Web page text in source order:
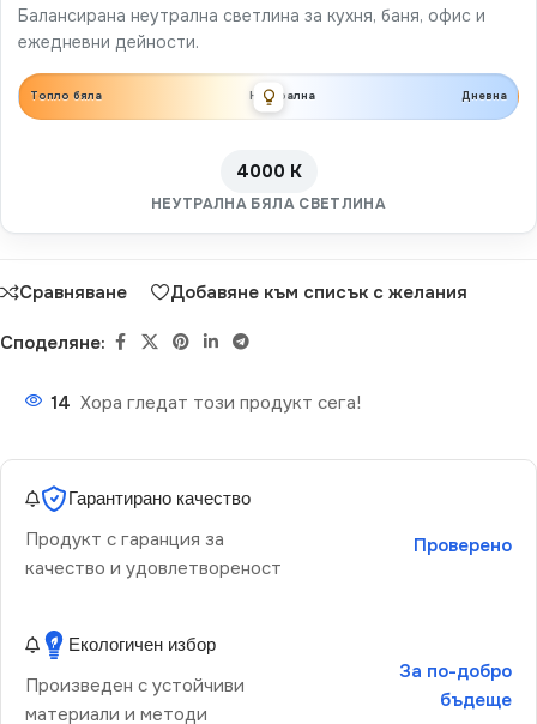
Балансирана неутрална светлина за кухня, баня, офис и
ежедневни дейности.
Топло бяла Неутрална Дневна
4000 K
НЕУТРАЛНА БЯЛА СВЕТЛИНА
Сравняване Добавяне към списък с желания
Споделяне:
14 Хора гледат този продукт сега!
Гарантирано качество
Продукт с гаранция за
качество и удовлетвореност
Проверено
Екологичен избор
Произведен с устойчиви
материали и методи
За по-добро
бъдеще